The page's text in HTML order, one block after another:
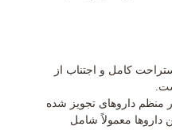
کامل و اجتناب از
منظم داروهای تجویز شده
معمولاً شامل